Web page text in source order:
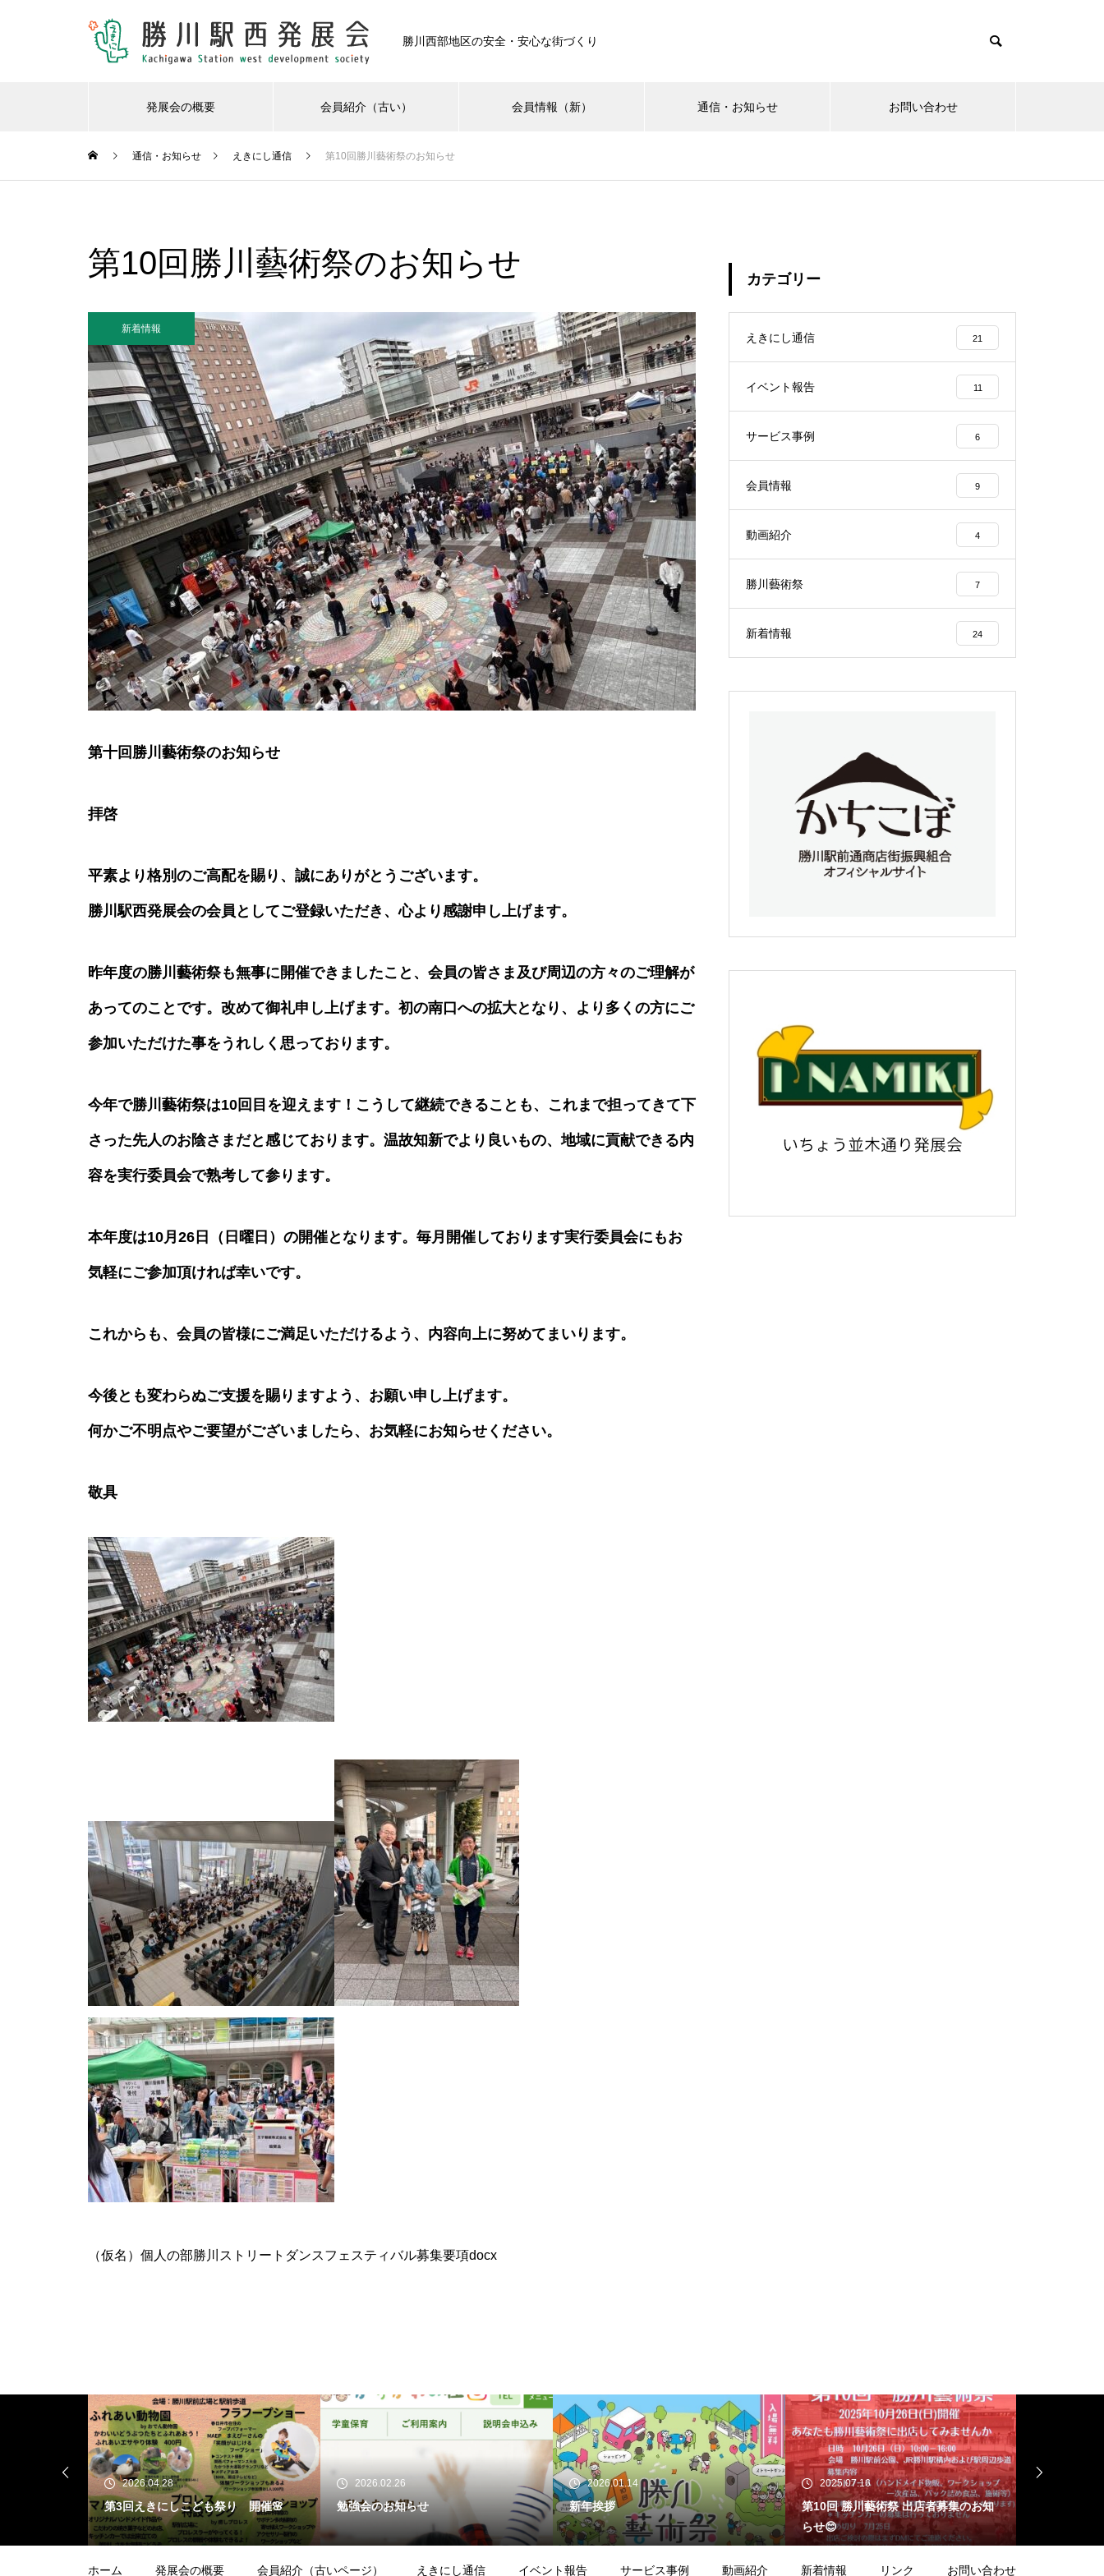
勝川西部地区の安全・安心な街づくり
発展会の概要 会員紹介（古い） 会員情報（新） 通信・お知らせ お問い合わせ
新着情報 えきにし通信
会
催🌸
新年挨拶
第10回 勝川藝術祭 出店者募集
のお知らせ😊
第10回勝川藝術祭 ダンスエン
第10回藝術祭 ダンスフェステ
ィバル参加者募集🕺
第ニ回 駅西こども祭り🌼
第９回勝川芸術祭 各ステージ
紹介！！
2024藝術祭 エリア紹介❗️ 2024年第9回 勝川駅西藝術祭
第21回勝川駅西発展会 定例総
勉強会のお知らせ
のお知らせ😊
第10回勝川藝術祭 ダンスエン
第10回藝術祭 ダンスフェステ
第ニ回 駅西こども祭り🌼
第９回勝川芸術祭 各ステージ
2024藝術祭 エリア紹介❗️ 2024年第9回 勝川駅西藝術祭
第10回勝川藝術祭のお知らせ
第六回勝川藝術祭プロモーショ
マドンナーロを書いてみよう！
勝川駅西藝術祭2017
防犯カメラの設置
親睦事業
春日井市商店街連合会の各種事
業
マドンナーロを書いてみよう！
勝川駅西藝術祭2016
通信・お知らせ えきにし通信 第10回勝川藝術祭のお知らせ
第10回勝川藝術祭のお知らせ
新着情報
第十回勝川藝術祭のお知らせ
拝啓
平素より格別のご高配を賜り、誠にありがとうございます。
勝川駅西発展会の会員としてご登録いただき、心より感謝申し上げます。
昨年度の勝川藝術祭も無事に開催できましたこと、会員の皆さま及び周辺の方々のご理解が
あってのことです。改めて御礼申し上げます。初の南口への拡大となり、より多くの方にご
参加いただけた事をうれしく思っております。
今年で勝川藝術祭は10回目を迎えます！こうして継続できることも、これまで担ってきて下
さった先人のお陰さまだと感じております。温故知新でより良いもの、地域に貢献できる内
容を実行委員会で熟考して参ります。
本年度は10月26日（日曜日）の開催となります。毎月開催しております実行委員会にもお
気軽にご参加頂ければ幸いです。
これからも、会員の皆様にご満足いただけるよう、内容向上に努めてまいります。
今後とも変わらぬご支援を賜りますよう、お願い申し上げます。
何かご不明点やご要望がございましたら、お気軽にお知らせください。
敬具
（仮名）個人の部勝川ストリートダンスフェスティバル募集要項docx
カテゴリー
えきにし通信 21
イベント報告 11
サービス事例 6
会員情報 9
動画紹介 4
勝川藝術祭 7
新着情報 24
2026.04.28
第3回えきにしこども祭り 開催🌸
2026.02.26
勉強会のお知らせ
2026.01.14
新年挨拶
2025.07.16
第10回 勝川藝術祭 出店者募集のお知
らせ😊
ホーム 発展会の概要 会員紹介（古いページ） えきにし通信 イベント報告 サービス事例 動画紹介 新着情報 リンク お問い合わせ